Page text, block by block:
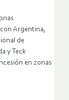
Argentina,
de
y Teck
en zonas